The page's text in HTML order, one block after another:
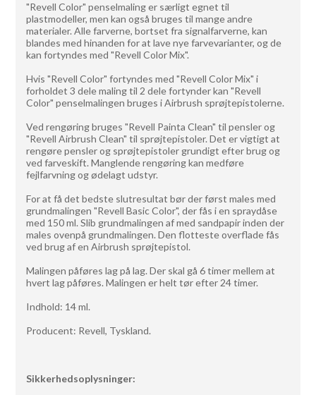
"Revell Color" penselmaling er særligt egnet til
plastmodeller, men kan også bruges til mange andre
materialer. Alle farverne, bortset fra signalfarverne, kan
blandes med hinanden for at lave nye farvevarianter, og de
kan fortyndes med "Revell Color Mix".
Hvis "Revell Color" fortyndes med "Revell Color Mix" i
forholdet 3 dele maling til 2 dele fortynder kan "Revell
Color" penselmalingen bruges i Airbrush sprøjtepistolerne.
Ved rengøring bruges "Revell Painta Clean" til pensler og
"Revell Airbrush Clean" til sprøjtepistoler. Det er vigtigt at
rengøre pensler og sprøjtepistoler grundigt efter brug og
ved farveskift. Manglende rengøring kan medføre
fejlfarvning og ødelagt udstyr.
For at få det bedste slutresultat bør der først males med
grundmalingen "Revell Basic Color", der fås i en spraydåse
med 150 ml. Slib grundmalingen af med sandpapir inden der
males ovenpå grundmalingen. Den flotteste overflade fås
ved brug af en Airbrush sprøjtepistol.
Malingen påføres lag på lag. Der skal gå 6 timer mellem at
hvert lag påføres. Malingen er helt tør efter 24 timer.
Indhold: 14 ml.
Producent: Revell, Tyskland.
Sikkerhedsoplysninger: